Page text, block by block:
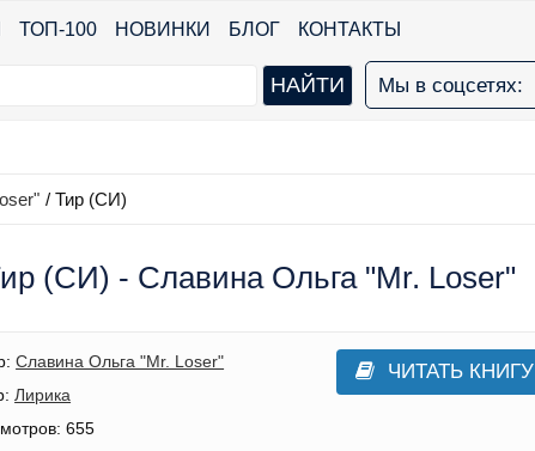
ТОП-100 НОВИНКИ БЛОГ КОНТАКТЫ
Мы в соцсетях:
/ Тир (СИ)
(СИ) - Славина Ольга "Mr. Loser"
Славина Ольга "Mr. Loser"
Лирика
655
ЧИТАТЬ КНИГУ